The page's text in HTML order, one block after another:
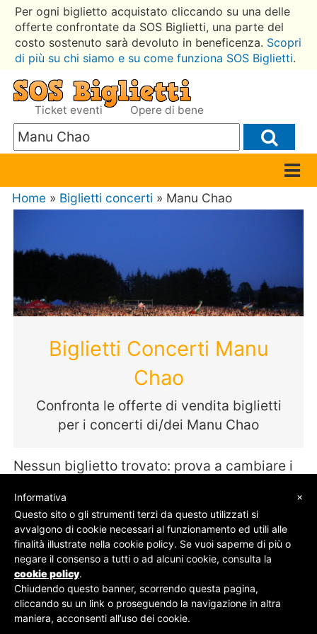
Per ogni biglietto acquistato cliccando su una delle
offerte confrontate da SOS Biglietti, una parte del
costo sostenuto sarà devoluto in beneficenza. Scopri
di più su chi siamo e su come funziona SOS Biglietti.
Ticket eventi Opere di bene
Home » Biglietti concerti » Manu Chao
Biglietti Concerti Manu
Chao
Confronta le offerte di vendita biglietti
per i concerti di/dei Manu Chao
Nessun biglietto trovato: prova a cambiare i
© SOS Biglietti - P.Iva 09162100961 -Chi Siamo
Contatti-Privacy Policy
×
Informativa
Questo sito o gli strumenti terzi da questo utilizzati si
avvalgono di cookie necessari al funzionamento ed utili alle
finalità illustrate nella cookie policy. Se vuoi saperne di più o
negare il consenso a tutti o ad alcuni cookie, consulta la
cookie policy.
Chiudendo questo banner, scorrendo questa pagina,
cliccando su un link o proseguendo la navigazione in altra
maniera, acconsenti all’uso dei cookie.